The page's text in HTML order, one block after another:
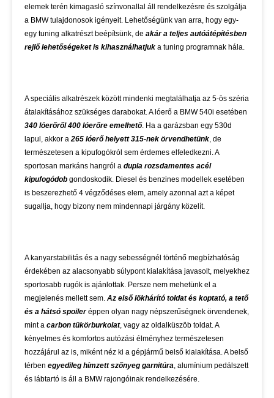
elemek terén kimagasló színvonallal áll rendelkezésre és szolgálja
a BMW tulajdonosok igényeit. Lehetőségünk van arra, hogy egy-
egy tuning alkatrészt beépítsünk, de akár a teljes autóátépítésben
rejlő lehetőségeket is kihasználhatjuk a tuning programnak hála.
A speciális alkatrészek között mindenki megtalálhatja az 5-ös széria
átalakításához szükséges darabokat. A lóerő a BMW 540i esetében
340 lóerőről 400 lóerőre emelhető. Ha a garázsban egy 530d
lapul, akkor a265 lóerő helyett 315-nek örvendhetünk, de
természetesen a kipufogókról sem érdemes elfeledkezni. A
sportosan markáns hangról a dupla rozsdamentes acél
kipufogódob gondoskodik. Diesel és benzines modellek esetében
is beszerezhető 4 végződéses elem, amely azonnal azt a képet
sugallja, hogy bizony nem mindennapi járgány közelít.
A kanyarstabilitás és a nagy sebességnél történő megbízhatóság
érdekében az alacsonyabb súlypont kialakítása javasolt, melyekhez
sportosabb rugók is ajánlottak. Persze nem mehetünk el a
megjelenés mellett sem. Az első lökhárító toldat és koptató, a tető
és a hátsó spoileréppen olyan nagy népszerűségnek örvendenek,
mint a carbon tükörburkolat, vagy az oldalküszöb toldat. A
kényelmes és komfortos autózási élményhez természetesen
hozzájárul az is, miként néz ki a gépjármű belső kialakítása. A belső
térben egyedileg hímzett szőnyeg garnitúra, alumínium pedálszett
és lábtartó is áll a BMW rajongóinak rendelkezésére.